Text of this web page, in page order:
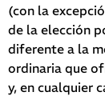
(con la
de la elección
diferente a la
ordinaria que
y, en cualquier